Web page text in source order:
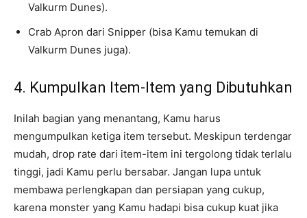
Valkurm Dunes).
Crab Apron dari Snipper (bisa Kamu temukan di
Valkurm Dunes juga).
4. Kumpulkan Item-Item yang Dibutuhkan
Inilah bagian yang menantang, Kamu harus
mengumpulkan ketiga item tersebut. Meskipun terdengar
mudah, drop rate dari item-item ini tergolong tidak terlalu
tinggi, jadi Kamu perlu bersabar. Jangan lupa untuk
membawa perlengkapan dan persiapan yang cukup,
karena monster yang Kamu hadapi bisa cukup kuat jika